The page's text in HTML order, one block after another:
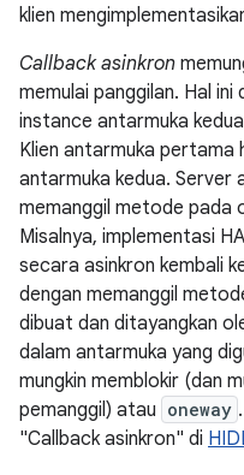
klien
Callback asinkron
memulai panggilan. Hal ini
instance antarmuka
Klien antarmuka
antarmuka kedua.
memanggil metode pada
Misalnya, implementasi
secara asinkron kembali
dengan memanggil
dibuat dan ditayangkan
dalam antarmuka yang
mungkin memblokir (dan
pemanggil) atau oneway
"Callback asinkron" di